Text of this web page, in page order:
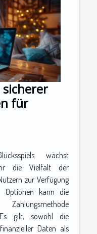
sicherer
für
wächst
die Vielfalt der
zur Verfügung
Optionen kann die
Es gilt, sowohl die
Daten als